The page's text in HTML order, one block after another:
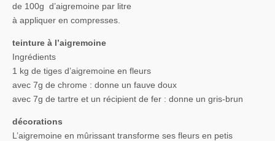
de 100g d’aigremoine par litre
à appliquer en compresses.
teinture à l’aigremoine
Ingrédients
1 kg de tiges d’aigremoine en fleurs
avec 7g de chrome : donne un fauve doux
avec 7g de tartre et un récipient de fer : donne un gris-brun
décorations
L’aigremoine en mûrissant transforme ses fleurs en petis